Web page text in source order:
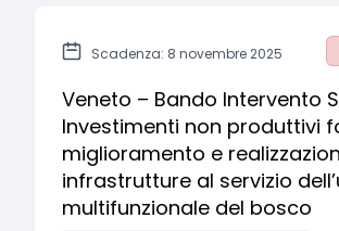
Scadenza: 8 novembre 2025
Veneto – Bando Intervento
Investimenti non produttivi
miglioramento e
infrastrutture al servizio
multifunzionale del bosco